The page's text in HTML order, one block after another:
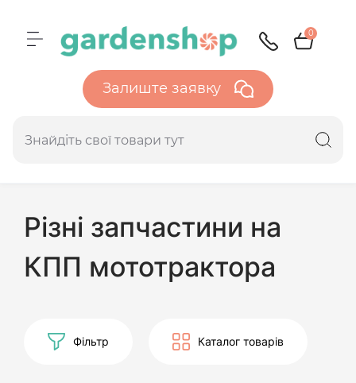
0
Залиште заявку
Різні запчастини на
КПП мототрактора
Фільтр Каталог товарів